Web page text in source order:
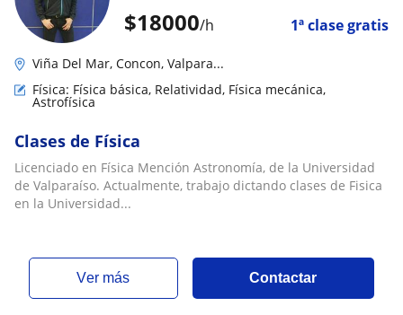
$18000/h 1ª clase gratis
Viña Del Mar, Concon, Valpara...
Física: Física básica, Relatividad, Física mecánica,
Astrofísica
Clases de Física
Licenciado en Física Mención Astronomía, de la Universidad
de Valparaíso. Actualmente, trabajo dictando clases de Fisica
en la Universidad...
ver más Contactar